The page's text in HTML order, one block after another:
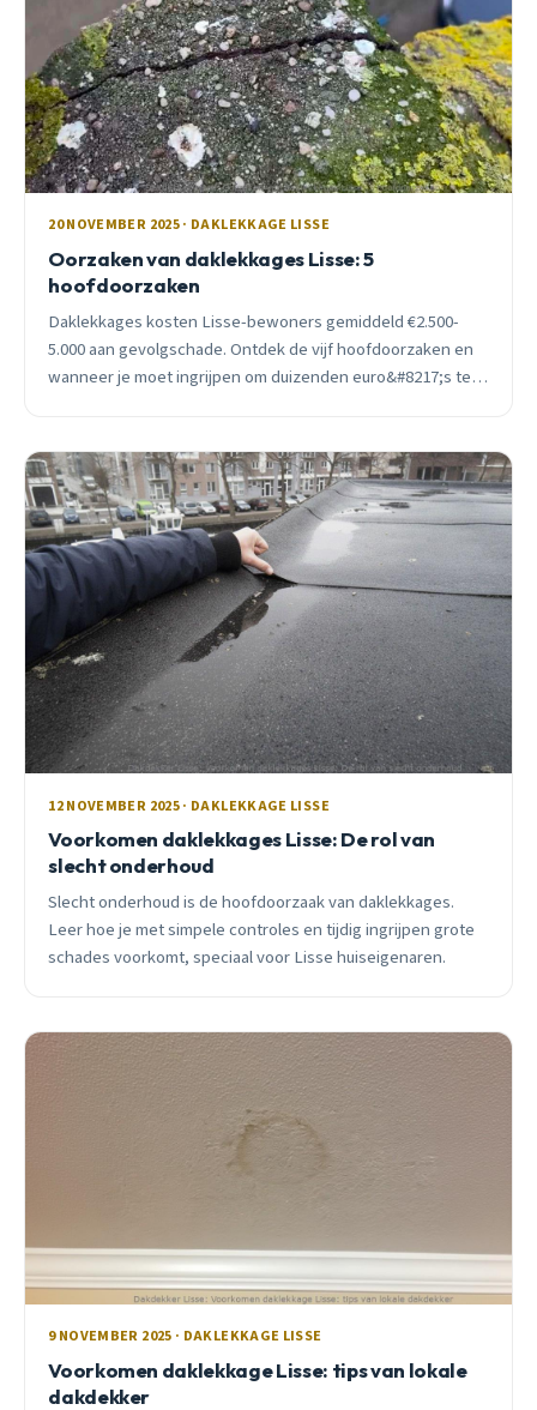
20 NOVEMBER 2025 · DAKLEKKAGE LISSE
Oorzaken van daklekkages Lisse: 5
hoofdoorzaken
Daklekkages kosten Lisse-bewoners gemiddeld €2.500-
5.000 aan gevolgschade. Ontdek de vijf hoofdoorzaken en
wanneer je moet ingrijpen om duizenden euro&#8217;s te
12 NOVEMBER 2025 · DAKLEKKAGE LISSE
Voorkomen daklekkages Lisse: De rol van
slecht onderhoud
Slecht onderhoud is de hoofdoorzaak van daklekkages.
Leer hoe je met simpele controles en tijdig ingrijpen grote
schades voorkomt, speciaal voor Lisse huiseigenaren.
9 NOVEMBER 2025 · DAKLEKKAGE LISSE
Voorkomen daklekkage Lisse: tips van lokale
dakdekker